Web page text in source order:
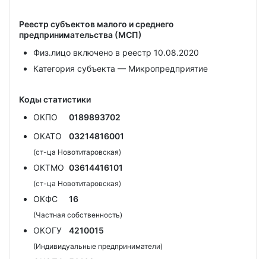
Реестр субъектов малого и среднего
предпринимательства (МСП)
Физ.лицо включено в реестр 10.08.2020
Категория субъекта — Микропредприятие
Коды статистики
ОКПО
0189893702
ОКАТО
03214816001
(ст-ца Новотитаровская)
ОКТМО 03614416101
(ст-ца Новотитаровская)
ОКФС 16
(Частная собственность)
ОКОГУ 4210015
(Индивидуальные предприниматели)